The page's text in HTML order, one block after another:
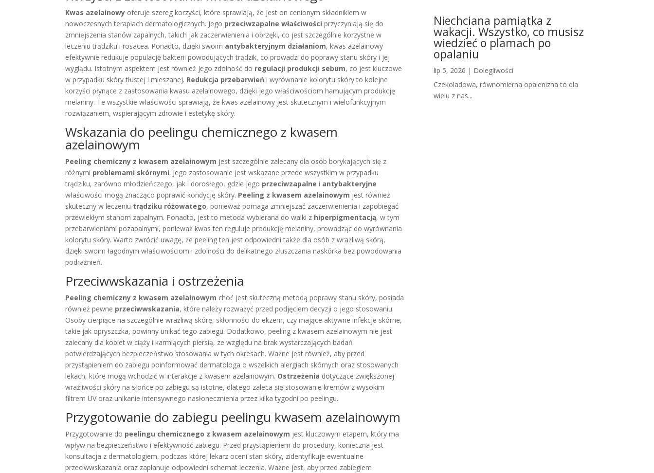
Kwas azelainowy oferuje szereg korzyści, które sprawiają, że jest on cenionym składnikiem w
nowoczesnych terapiach dermatologicznych. Jego przeciwzapalne właściwości przyczyniają się do
zmniejszenia stanów zapalnych, takich jak zaczerwienienia i obrzęki, co jest szczególnie korzystne w
leczeniu trądziku i rosacea. Ponadto, dzięki swoim antybakteryjnym działaniom, kwas azelainowy
efektywnie redukuje populację bakterii powodujących trądzik, co prowadzi do poprawy stanu skóry i jej
wyglądu. Istotnym aspektem jest również jego zdolność do regulacji produkcji sebum, co jest kluczowe
w przypadku skóry tłustej i mieszanej. Redukcja przebarwień i wyrównanie kolorytu skóry to kolejne
korzyści płynące z zastosowania kwasu azelainowego, dzięki jego właściwościom hamującym produkcję
melaniny. Te wszystkie właściwości sprawiają, że kwas azelainowy jest skutecznym i wielofunkcyjnym
rozwiązaniem, wspierającym zdrowie i estetykę skóry.
Wskazania do peelingu chemicznego z kwasem
azelainowym
Peeling chemiczny z kwasem azelainowym jest szczególnie zalecany dla osób borykających się z
różnymi problemami skórnymi. Jego zastosowanie jest wskazane przede wszystkim w przypadku
trądziku, zarówno młodzieńczego, jak i dorosłego, gdzie jego przeciwzapalne i antybakteryjne
właściwości mogą znacząco poprawić kondycję skóry. Peeling z kwasem azelainowym jest również
skuteczny w leczeniu trądziku różowatego, ponieważ pomaga zmniejszać zaczerwienienia i zapobiegać
przewlekłym stanom zapalnym. Ponadto, jest to metoda wybierana do walki z hiperpigmentacją, w tym
przebarwieniami pozapalnymi, ponieważ kwas ten reguluje produkcję melaniny, prowadząc do wyrównania
kolorytu skóry. Warto zwrócić uwagę, że peeling ten jest odpowiedni także dla osób z wrażliwą skórą,
dzięki swoim łagodnym właściwościom i zdolności do delikatnego złuszczania naskórka bez powodowania
podrażnień.
Przeciwwskazania i ostrzeżenia
Peeling chemiczny z kwasem azelainowym choć jest skuteczną metodą poprawy stanu skóry, posiada
również pewne przeciwwskazania, które należy rozważyć przed podjęciem decyzji o jego stosowaniu.
Osoby cierpiące na szczególnie wrażliwą skórę, skłonności do ekzem, czy mające aktywne infekcje skórne,
takie jak opryszczka, powinny unikać tego zabiegu. Dodatkowo, peeling z kwasem azelainowym nie jest
zalecany dla kobiet w ciąży i karmiących piersią, ze względu na brak wystarczających badań
potwierdzających bezpieczeństwo stosowania w tych okresach. Ważne jest również, aby przed
przystąpieniem do zabiegu poinformować dermatologa o wszelkich alergiach skórnych oraz stosowanych
lekach, które mogą wchodzić w interakcje z kwasem azelainowym. Ostrzeżenia dotyczące zwiększonej
wrażliwości skóry na słońce po zabiegu są istotne, dlatego zaleca się stosowanie kremów z wysokim
filtrem UV oraz unikanie intensywnego nasłonecznienia przez kilka tygodni po peelingu.
Przygotowanie do zabiegu peelingu kwasem azelainowym
Przygotowanie do peelingu chemicznego z kwasem azelainowym jest kluczowym etapem, który ma
wpływ na bezpieczeństwo i efektywność zabiegu. Przed przystąpieniem do procedury, konieczna jest
konsultacja z dermatologiem, podczas której lekarz oceni stan skóry, zidentyfikuje ewentualne
przeciwwskazania oraz zaplanuje odpowiedni schemat leczenia. Ważne jest, aby przed zabiegiem
Niechciana pamiątka z
wakacji. Wszystko, co musisz
wiedzieć o plamach po
opalaniu
lip 5, 2026 | Dolegliwości
Czekoladowa, równomierna opalenizna to dla
wielu z nas...